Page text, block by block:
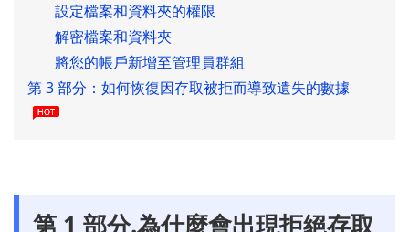
設定檔案和資料夾的權限
解密檔案和資料夾
將您的帳戶新增至管理員群組
第 3 部分：如何恢復因存取被拒而導致遺失的數據
第 1 部分.為什麼會出現拒絕存取